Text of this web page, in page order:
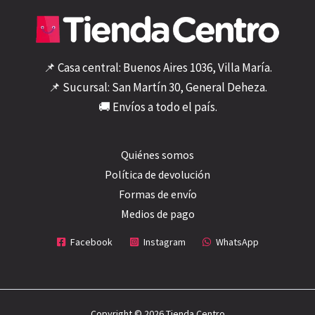
📌 Casa central: Buenos Aires 1036, Villa María.
📌 Sucursal: San Martín 30, General Deheza.
🚚 Envíos a todo el país.
Quiénes somos
Política de devolución
Formas de envío
Medios de pago
Facebook Instagram WhatsApp